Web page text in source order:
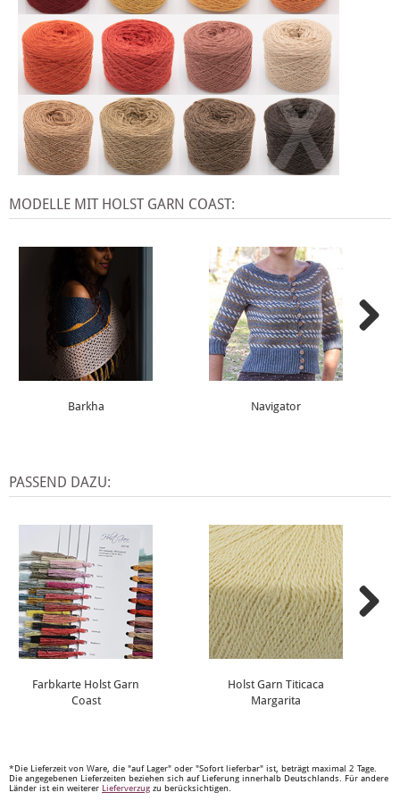
X
MODELLE MIT HOLST GARN COAST:
Barkha Navigator
PASSEND DAZU:
Farbkarte Holst Garn
Coast
Holst Garn Titicaca
Margarita
*Die Lieferzeit von Ware, die "auf Lager" oder "Sofort lieferbar" ist, beträgt maximal 2 Tage.
Die angegebenen Lieferzeiten beziehen sich auf Lieferung innerhalb Deutschlands. Für andere
Länder ist ein weiterer Lieferverzug zu berücksichtigen.